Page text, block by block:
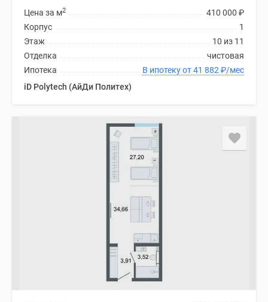
410 000 ₽
Цена за м2
1
Корпус
10 из 11
Этаж
чистовая
Отделка
В ипотеку от 41 882 ₽/мес
Ипотека
iD Polytech (АйДи Политех)